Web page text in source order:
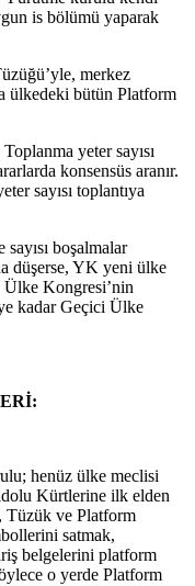
is bölümü yaparak
merkez
ülkedeki bütün Platform
yeter sayısı
konsensüs aranır.
sayısı toplantıya
boşalmalar
düşerse, YK yeni ülke
Kongresi’nin
kadar Geçici Ülke
henüz ülke meclisi
Kürtlerine ilk elden
Tüzük ve Platform
satmak,
belgelerini platform
o yerde Platform